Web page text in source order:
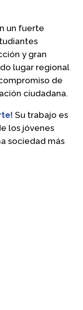
un fuerte
y gran
lugar regional
de
ciudadana.
Su trabajo es
los jóvenes
sociedad más